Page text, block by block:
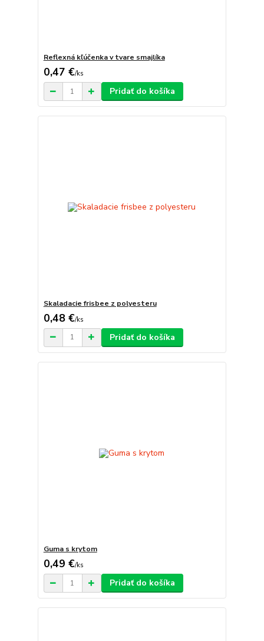
Reflexná kľúčenka v tvare smajlíka
0,47 €/ks
Pridať do košíka
Skaladacie frisbee z polyesteru
0,48 €/ks
Pridať do košíka
Guma s krytom
0,49 €/ks
Pridať do košíka